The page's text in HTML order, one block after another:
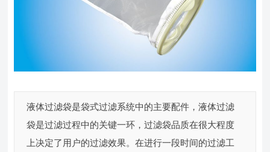
液体过滤袋是袋式过滤系统中的主要配件，液体过滤
袋是过滤过程中的关键一环，过滤袋品质在很大程度
上决定了用户的过滤效果。在进行一段时间的过滤工